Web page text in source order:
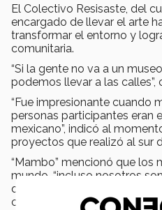
El Colectivo Resisaste, del
encargado de llevar el arte
transformar el entorno y
comunitaria.
“Si la gente no va a un
podemos llevar a las calles”,
“Fue impresionante cuando
personas participantes eran
mexicano”, indicó al
proyectos que realizó al sur
“Mambo” mencionó que los
mundo, “incluso nosotros
que buscamos mejorar
ciudad más desarrollada que